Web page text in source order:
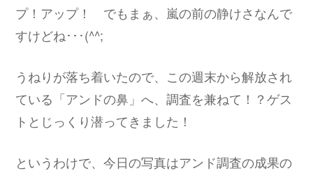
プ！アップ！ でもまぁ、嵐の前の静けさなんで
すけどね･･･(^^;
うねりが落ち着いたので、この週末から解放され
ている「アンドの鼻」へ、調査を兼ねて！？ゲス
トとじっくり潜ってきました！
というわけで、今日の写真はアンド調査の成果の